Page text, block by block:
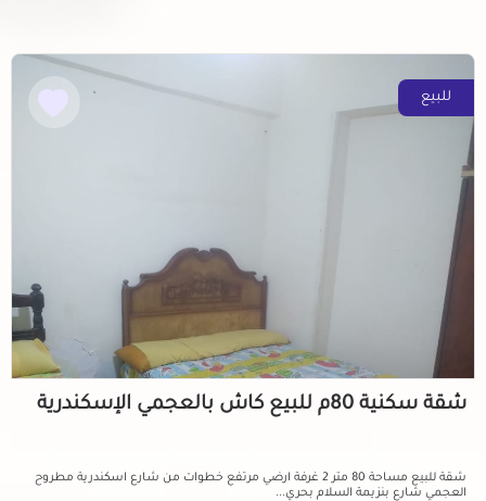
للبيع
شقة سكنية 80م للبيع كاش بالعجمي الإسكندرية
شقة للبيع مساحة 80 متر 2 غرفة ارضي مرتفع خطوات من شارع اسكندرية مطروح
العجمي شارع بنزيمة السلام بحري...